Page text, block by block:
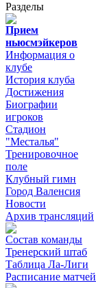
Разделы
Прием
ньюсмэйкеров
Информация о
клубе
История клуба
Достижения
Биографии
игроков
Стадион
"Месталья"
Тренировочное
поле
Клубный гимн
Город Валенсия
Новости
Архив трансляций
Состав команды
Тренерский штаб
Таблица Ла-Лиги
Расписание матчей